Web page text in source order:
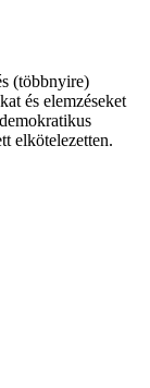
(többnyire)
és elemzéseket
elkötelezetten.